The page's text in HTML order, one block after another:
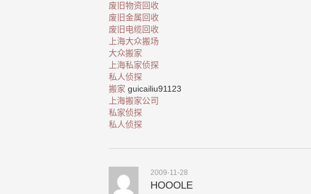
废旧物资回收
废旧金属回收
废旧电缆回收
上海大众搬场
大众搬家
上海私家侦探
私人侦探
搬家 guicailiu91123
上海搬家公司
私家侦探
私人侦探
2009-11-28
HOOOLE